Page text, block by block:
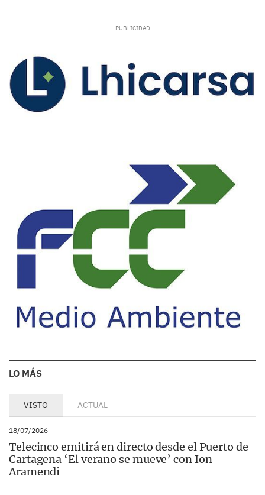
LO MÁS
VISTO ACTUAL
18/07/2026
Telecinco emitirá en directo desde el Puerto de
Cartagena ‘El verano se mueve’ con Ion
Aramendi